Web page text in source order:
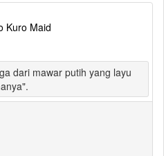
Kuro Maid
dari mawar putih yang layu